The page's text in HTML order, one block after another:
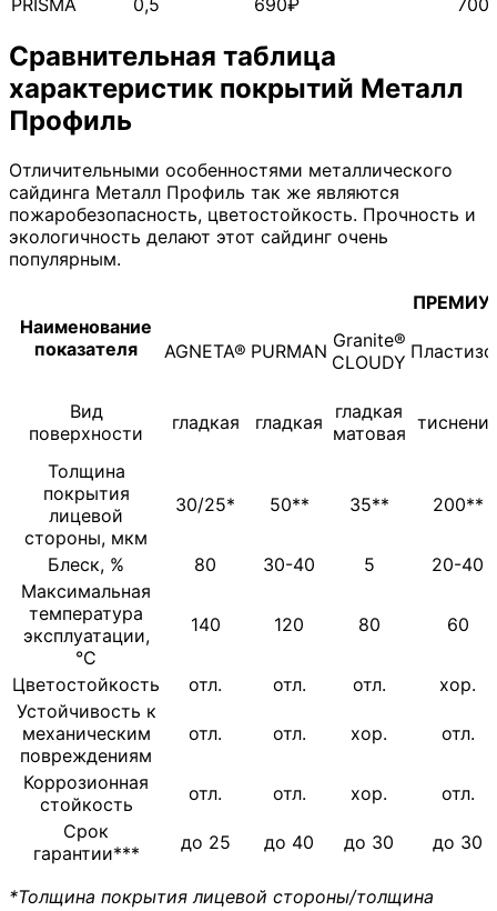
Сравнительная таблица
характеристик покрытий Металл
Профиль
Отличительными особенностями металлического
сайдинга Металл Профиль так же являются
пожаробезопасность, цветостойкость. Прочность и
экологичность делают этот сайдинг очень
популярным.
Наименование
показателя
AGNETA® PURMAN Granite®
CLOUDY
Вид
поверхности
гладкая гладкая
гладкая
матовая
Толщина
покрытия
лицевой
стороны, мкм
30/25* 50** 35** 200**
Блеск, % 80 30-40 5
20-40
Максимальная
температура
эксплуатации,
°С
140 120 80 60
Цветостойкость отл. отл. отл.
хор.
Устойчивость к
механическим
повреждениям
отл. отл. хор. отл.
Коррозионная
стойкость
отл. отл. хор.
отл.
Срок
гарантии***
до 25 до 40 до 30 до 30
*Толщина покрытия лицевой стороны/толщина